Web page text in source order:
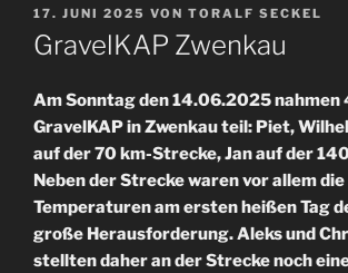
VERÖFFENTLICHT
AM
17. JUNI 2025 VON TORALF SECKEL
GravelKAP Zwenkau
Am Sonntag den 14.06.2025 nahmen
GravelKAP in Zwenkau teil: Piet,
auf der 70 km-Strecke, Jan auf der
Neben der Strecke waren vor allem die
Temperaturen am ersten heißen Tag
große Herausforderung. Aleks und
stellten daher an der Strecke noch